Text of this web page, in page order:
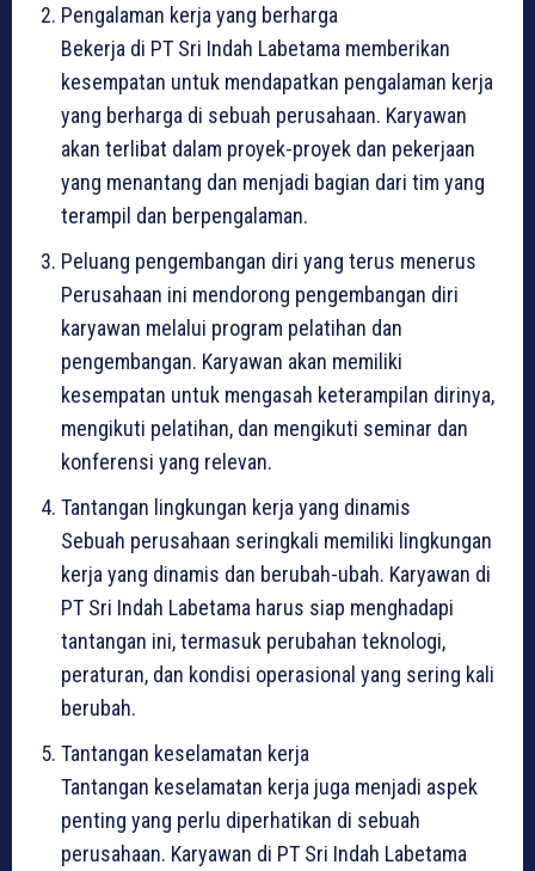
Pengalaman kerja yang berharga
Bekerja di PT Sri Indah Labetama memberikan
kesempatan untuk mendapatkan pengalaman kerja
yang berharga di sebuah perusahaan. Karyawan
akan terlibat dalam proyek-proyek dan pekerjaan
yang menantang dan menjadi bagian dari tim yang
terampil dan berpengalaman.
Peluang pengembangan diri yang terus menerus
Perusahaan ini mendorong pengembangan diri
karyawan melalui program pelatihan dan
pengembangan. Karyawan akan memiliki
kesempatan untuk mengasah keterampilan dirinya,
mengikuti pelatihan, dan mengikuti seminar dan
konferensi yang relevan.
Tantangan lingkungan kerja yang dinamis
Sebuah perusahaan seringkali memiliki lingkungan
kerja yang dinamis dan berubah-ubah. Karyawan di
PT Sri Indah Labetama harus siap menghadapi
tantangan ini, termasuk perubahan teknologi,
peraturan, dan kondisi operasional yang sering kali
berubah.
Tantangan keselamatan kerja
Tantangan keselamatan kerja juga menjadi aspek
penting yang perlu diperhatikan di sebuah
perusahaan. Karyawan di PT Sri Indah Labetama